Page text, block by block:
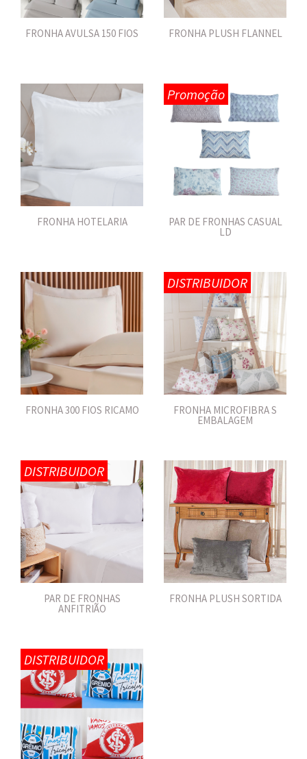
FRONHA AVULSA 150 FIOS FRONHA PLUSH FLANNEL
FRONHA HOTELARIA
Promoção
PAR DE FRONHAS CASUAL
LD
FRONHA 300 FIOS RICAMO
DISTRIBUIDOR
FRONHA MICROFIBRA S
EMBALAGEM
DISTRIBUIDOR
PAR DE FRONHAS
ANFITRIÃO
FRONHA PLUSH SORTIDA
DISTRIBUIDOR